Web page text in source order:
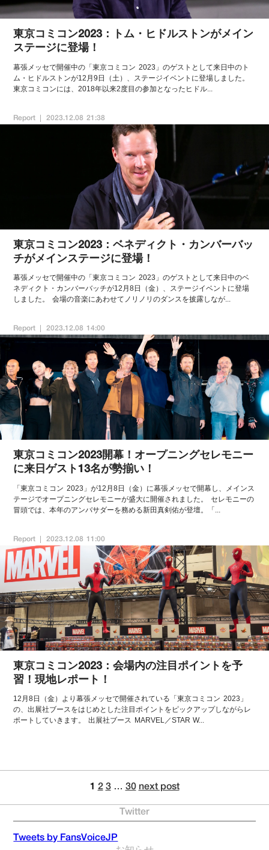
東京コミコン2023：トム・ヒドルストンがメイン
ステージに登場！
幕張メッセで開催中の「東京コミコン 2023」のゲストとして来日中のト
ム・ヒドルストンが12月9日（土）、ステージイベントに登場しました。
東京コミコンには、2018年以来2度目の参加となったヒドル...
Report 2023.12.08 21:38
東京コミコン2023：ベネディクト・カンバーバッ
チがメインステージに登場！
幕張メッセで開催中の「東京コミコン 2023」のゲストとして来日中のベ
ネディクト・カンバーバッチが12月8日（金）、ステージイベントに登場
しました。 会場の音楽にあわせてノリノリのダンスを披露しなが...
Report 2023.12.08 14:00
東京コミコン2023開幕！オープニングセレモニー
に来日ゲスト13名が勢揃い！
「東京コミコン 2023」が12月8日（金）に幕張メッセで開幕し、メインス
テージでオープニングセレモニーが盛大に開催されました。 セレモニーの
冒頭では、本年のアンバサダーを務める新田真剣佑が登壇。「...
Report 2023.12.08 11:00
東京コミコン2023：会場内の注目ポイントを予
習！現地レポート！
12月8日（金）より幕張メッセで開催されている「東京コミコン 2023」
の、出展社ブースをはじめとした注目ポイントをピックアップしながらレ
ポートしていきます。 出展社ブース MARVEL／STAR W...
1 2 3 … 30 next post
Twitter
Tweets by FansVoiceJP